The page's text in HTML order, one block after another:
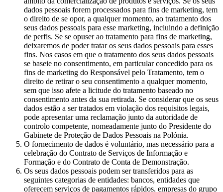
dados pessoais forem processados para fins de marketing, tem
o direito de se opor, a qualquer momento, ao tratamento dos
seus dados pessoais para esse marketing, incluindo a definição
de perfis. Se se opuser ao tratamento para fins de marketing,
deixaremos de poder tratar os seus dados pessoais para esses
fins. Nos casos em que o tratamento dos seus dados pessoais
se baseie no consentimento, em particular concedido para os
fins de marketing do Responsável pelo Tratamento, tem o
direito de retirar o seu consentimento a qualquer momento,
sem que isso afete a licitude do tratamento baseado no
consentimento antes da sua retirada. Se considerar que os seus
dados estão a ser tratados em violação dos requisitos legais,
pode apresentar uma reclamação junto da autoridade de
controlo competente, nomeadamente junto do Presidente do
Gabinete de Proteção de Dados Pessoais na Polónia.
O fornecimento de dados é voluntário, mas necessário para a
celebração do Contrato de Serviços de Informação e
Formação e do Contrato de Conta de Demonstração.
Os seus dados pessoais podem ser transferidos para as
seguintes categorias de entidades: bancos, entidades que
oferecem serviços de pagamentos rápidos, empresas do grupo